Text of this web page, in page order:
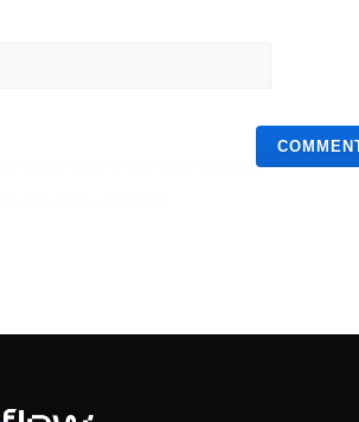
nome, email e site neste navegador